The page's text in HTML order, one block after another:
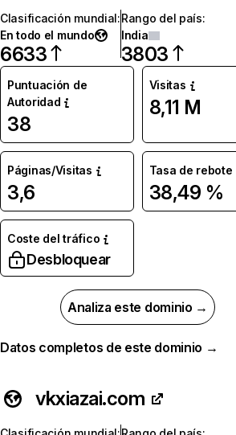
Clasificación mundial:
En todo el mundo
6633
Rango del país:
India
3803
Puntuación de
Autoridad
38
Visitas
8,11 M
Páginas/Visitas
3,6
Tasa de rebote
38,49 %
Coste del tráfico
Desbloquear
Analiza este dominio →
Datos completos de este dominio →
vkxiazai.com